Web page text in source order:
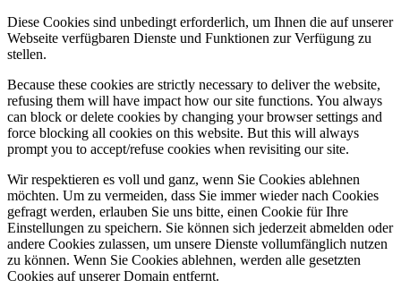
Diese Cookies sind unbedingt erforderlich, um Ihnen die auf unserer
Webseite verfügbaren Dienste und Funktionen zur Verfügung zu
stellen.
Because these cookies are strictly necessary to deliver the website,
refusing them will have impact how our site functions. You always
can block or delete cookies by changing your browser settings and
force blocking all cookies on this website. But this will always
prompt you to accept/refuse cookies when revisiting our site.
Wir respektieren es voll und ganz, wenn Sie Cookies ablehnen
möchten. Um zu vermeiden, dass Sie immer wieder nach Cookies
gefragt werden, erlauben Sie uns bitte, einen Cookie für Ihre
Einstellungen zu speichern. Sie können sich jederzeit abmelden oder
andere Cookies zulassen, um unsere Dienste vollumfänglich nutzen
zu können. Wenn Sie Cookies ablehnen, werden alle gesetzten
Cookies auf unserer Domain entfernt.